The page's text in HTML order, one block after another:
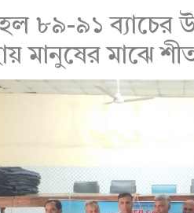
৮৯-৯১ ব্যাচের
মানুষের মাঝে